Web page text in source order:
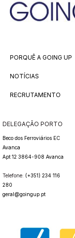
PORQUÊ A GOING UP
NOTÍCIAS
RECRUTAMENTO
DELEGAÇÃO PORTO
Beco dos Ferroviários EC
Avanca
Apt 12 3864-908 Avanca
Telefone: (+351) 234 116
280
geral@goingup.pt